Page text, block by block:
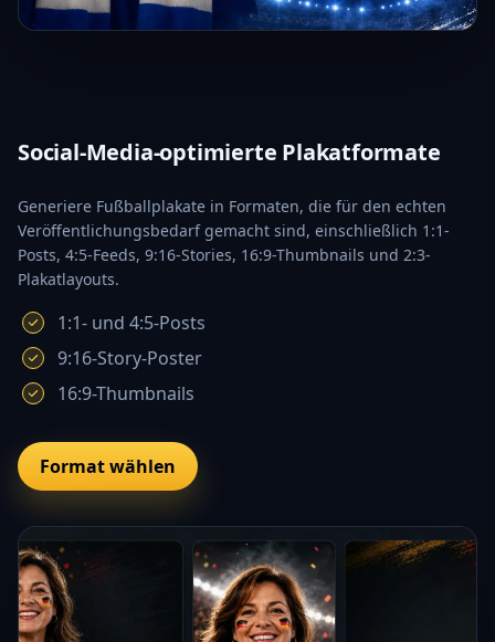
Social-Media-optimierte Plakatformate
Generiere Fußballplakate in Formaten, die für den echten
Veröffentlichungsbedarf gemacht sind, einschließlich 1:1-
Posts, 4:5-Feeds, 9:16-Stories, 16:9-Thumbnails und 2:3-
Plakatlayouts.
1:1- und 4:5-Posts
9:16-Story-Poster
16:9-Thumbnails
Format wählen